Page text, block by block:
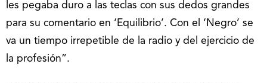
les pegaba duro a las teclas con sus dedos grandes
para su comentario en ‘Equilibrio’. Con el ‘Negro’ se
va un tiempo irrepetible de la radio y del ejercicio de
la profesión”.